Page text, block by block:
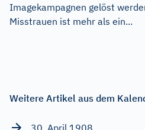
Imagekampagnen gelöst
Misstrauen ist mehr als ein...
Weitere Artikel aus dem
30. April 1908